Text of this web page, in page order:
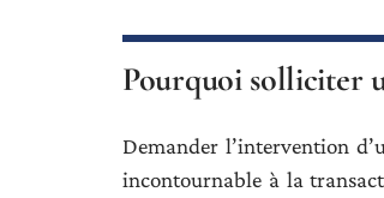
Pourquoi solliciter
Demander l’intervention
incontournable à la